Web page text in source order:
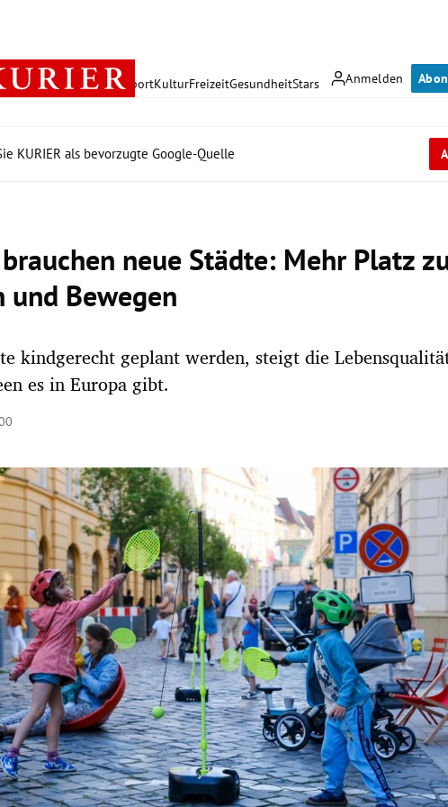
Anmelden
PolitikWirtschaft SportKulturFreizeitGesundheitStars
KURIER als bevorzugte Google-Quelle
neue Städte: Mehr Platz
und Bewegen
kindgerecht geplant werden, steigt die
es in Europa gibt.
öffnen/schließen